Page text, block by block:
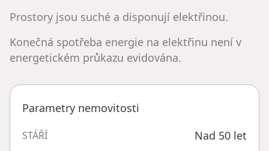
Prostory jsou suché a disponují elektřinou.
Konečná spotřeba energie na elektřinu není v
energetickém průkazu evidována.
Parametry nemovitosti
STÁŘÍ Nad 50 let